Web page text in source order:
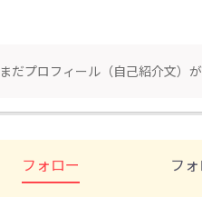
まだプロフィール（自己紹介文）
フォロー フ